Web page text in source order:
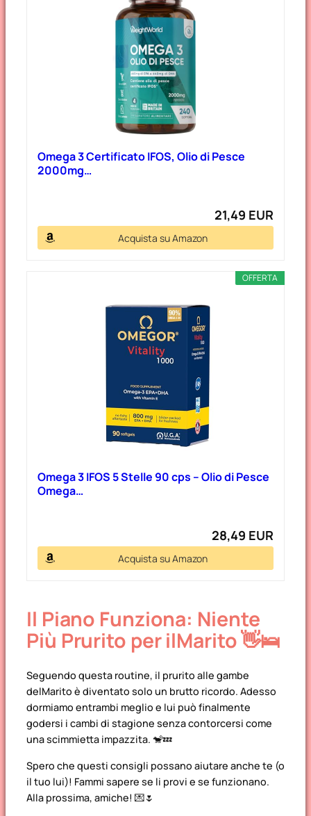
Omega 3 Certificato IFOS, Olio di Pesce
2000mg…
21,49 EUR
Acquista su Amazon
OFFERTA
Omega 3 IFOS 5 Stelle 90 cps – Olio di Pesce
Omega…
28,49 EUR
Acquista su Amazon
Il Piano Funziona: Niente
Più Prurito per ilMarito 👋🛌
Seguendo questa routine, il prurito alle gambe
delMarito è diventato solo un brutto ricordo. Adesso
dormiamo entrambi meglio e lui può finalmente
godersi i cambi di stagione senza contorcersi come
una scimmietta impazzita. 🐒💤
Spero che questi consigli possano aiutare anche te (o
il tuo lui)! Fammi sapere se li provi e se funzionano.
Alla prossima, amiche! 💌🌷